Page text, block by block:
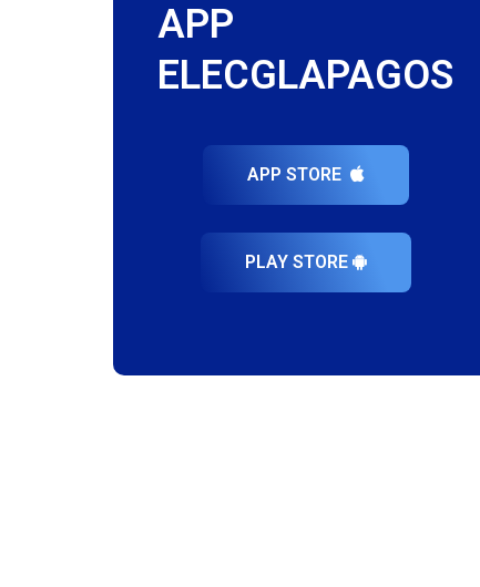
APP
ELECGLAPAGOS
APP STORE
PLAY STORE